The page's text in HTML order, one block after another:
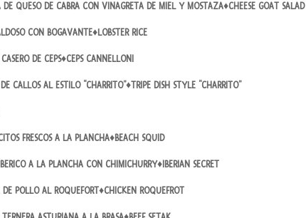
DE QUESO DE CABRA CON VINAGRETA DE MIEL Y MOSTAZA♦CHEESE GOAT SALAD
CON BOGAVANTE♦LOBSTER RICE
DE CEPS♦CEPS CANNELLONI
CALLOS AL ESTILO “CHARRITO”♦TRIPE DISH STYLE “CHARRITO”
FRESCOS A LA PLANCHA♦BEACH SQUID
A LA PLANCHA CON CHIMICHURRY♦IBERIAN SECRET
DE POLLO AL ROQUEFORT♦CHICKEN ROQUEFROT